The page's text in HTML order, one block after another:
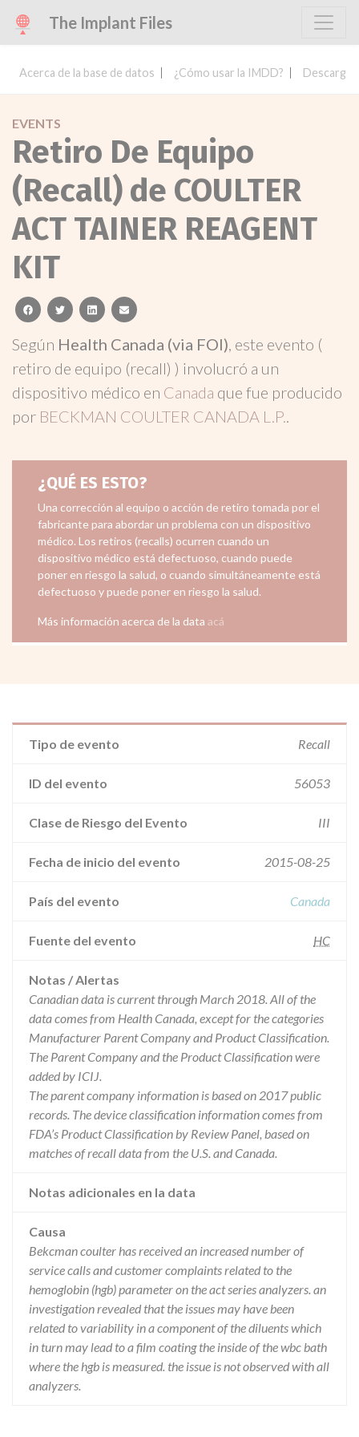
The Implant Files
Acerca de la base de datos ¿Cómo usar la IMDD? Descargar
EVENTS
Retiro De Equipo
(Recall) de COULTER
ACT TAINER REAGENT
KIT
facebooktwitterlinkedinemail
Según Health Canada (via FOI), este evento (
retiro de equipo (recall) ) involucró a un
dispositivo médico en Canada que fue producido
por BECKMAN COULTER CANADA L.P..
¿QUÉ ES ESTO?
Una corrección al equipo o acción de retiro tomada por el
fabricante para abordar un problema con un dispositivo
médico. Los retiros (recalls) ocurren cuando un
dispositivo médico está defectuoso, cuando puede
poner en riesgo la salud, o cuando simultáneamente está
defectuoso y puede poner en riesgo la salud.
Más información acerca de la data acá
Tipo de evento Recall
ID del evento 56053
Clase de Riesgo del Evento III
Fecha de inicio del evento 2015-08-25
País del evento Canada
Fuente del evento HC
Notas / Alertas
Canadian data is current through March 2018. All of the
data comes from Health Canada, except for the categories
Manufacturer Parent Company and Product Classification.
The Parent Company and the Product Classification were
added by ICIJ.
The parent company information is based on 2017 public
records. The device classification information comes from
FDA’s Product Classification by Review Panel, based on
matches of recall data from the U.S. and Canada.
Notas adicionales en la data
Causa
Bekcman coulter has received an increased number of
service calls and customer complaints related to the
hemoglobin (hgb) parameter on the act series analyzers. an
investigation revealed that the issues may have been
related to variability in a component of the diluents which
in turn may lead to a film coating the inside of the wbc bath
where the hgb is measured. the issue is not observed with all
analyzers.